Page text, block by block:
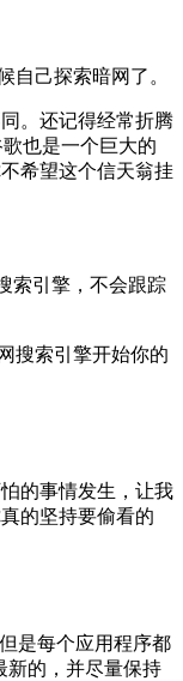
自己探索暗网了。
。还记得经常折腾
也是一个巨大的
希望这个信天翁挂
索引擎，不会跟踪
搜索引擎开始你的
的事情发生，让我
的坚持要偷看的
是每个应用程序都
新的，并尽量保持